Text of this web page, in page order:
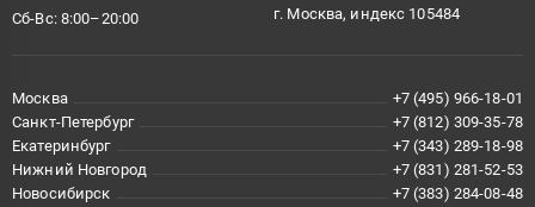
Сб-Вс: 8:00–20:00
г. Москва, индекс 105484
Москва
+7 (495) 966-18-01
Санкт-Петербург
+7 (812) 309-35-78
Екатеринбург
+7 (343) 289-18-98
Нижний Новгород
+7 (831) 281-52-53
Новосибирск
+7 (383) 284-08-48